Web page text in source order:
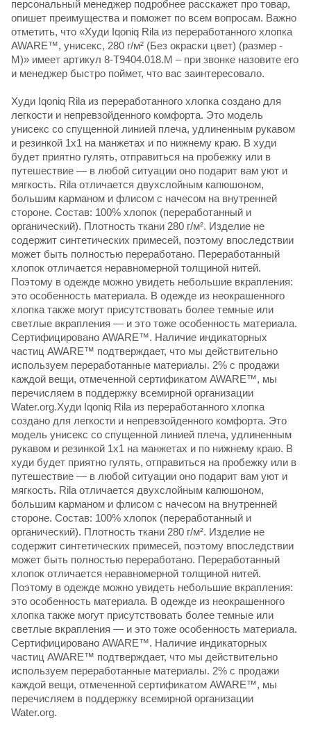
персональный менеджер подробнее расскажет про товар,
опишет преимущества и поможет по всем вопросам. Важно
отметить, что «Худи Iqoniq Rila из переработанного хлопка
AWARE™, унисекс, 280 г/м² (Без окраски цвет) (размер -
M)» имеет артикул 8-T9404.018.M – при звонке назовите его
и менеджер быстро поймет, что вас заинтересовало.
Худи Iqoniq Rila из переработанного хлопка создано для
легкости и непревзойденного комфорта. Это модель
унисекс со спущенной линией плеча, удлиненным рукавом
и резинкой 1х1 на манжетах и по нижнему краю. В худи
будет приятно гулять, отправиться на пробежку или в
путешествие — в любой ситуации оно подарит вам уют и
мягкость. Rila отличается двухслойным капюшоном,
большим карманом и флисом с начесом на внутренней
стороне. Состав: 100% хлопок (переработанный и
органический). Плотность ткани 280 г/м². Изделие не
содержит синтетических примесей, поэтому впоследствии
может быть полностью переработано. Переработанный
хлопок отличается неравномерной толщиной нитей.
Поэтому в одежде можно увидеть небольшие вкрапления:
это особенность материала. В одежде из неокрашенного
хлопка также могут присутствовать более темные или
светлые вкрапления — и это тоже особенность материала.
Сертифицировано AWARE™. Наличие индикаторных
частиц AWARE™ подтверждает, что мы действительно
используем переработанные материалы. 2% с продажи
каждой вещи, отмеченной сертификатом AWARE™, мы
перечисляем в поддержку всемирной организации
Water.org.Худи Iqoniq Rila из переработанного хлопка
создано для легкости и непревзойденного комфорта. Это
модель унисекс со спущенной линией плеча, удлиненным
рукавом и резинкой 1х1 на манжетах и по нижнему краю. В
худи будет приятно гулять, отправиться на пробежку или в
путешествие — в любой ситуации оно подарит вам уют и
мягкость. Rila отличается двухслойным капюшоном,
большим карманом и флисом с начесом на внутренней
стороне. Состав: 100% хлопок (переработанный и
органический). Плотность ткани 280 г/м². Изделие не
содержит синтетических примесей, поэтому впоследствии
может быть полностью переработано. Переработанный
хлопок отличается неравномерной толщиной нитей.
Поэтому в одежде можно увидеть небольшие вкрапления:
это особенность материала. В одежде из неокрашенного
хлопка также могут присутствовать более темные или
светлые вкрапления — и это тоже особенность материала.
Сертифицировано AWARE™. Наличие индикаторных
частиц AWARE™ подтверждает, что мы действительно
используем переработанные материалы. 2% с продажи
каждой вещи, отмеченной сертификатом AWARE™, мы
перечисляем в поддержку всемирной организации
Water.org.